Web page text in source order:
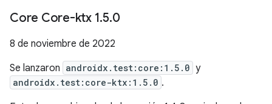
Core Core-ktx 1.5.0
8 de noviembre de 2022
Se lanzaron androidx.test:core:1.5.0 y
androidx.test:core-ktx:1.5.0 .